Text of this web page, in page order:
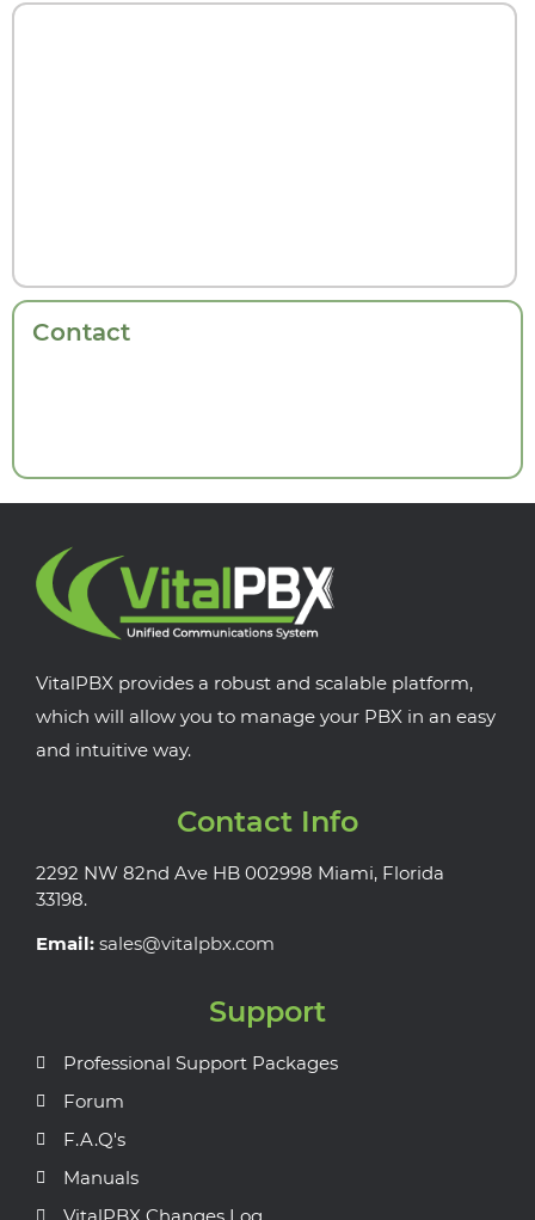
Contact
VitalPBX provides a robust and scalable platform,
which will allow you to manage your PBX in an easy
and intuitive way.
Contact Info
2292 NW 82nd Ave HB 002998 Miami, Florida
33198.
Email: sales@vitalpbx.com
Support
Professional Support Packages
Forum
F.A.Q's
Manuals